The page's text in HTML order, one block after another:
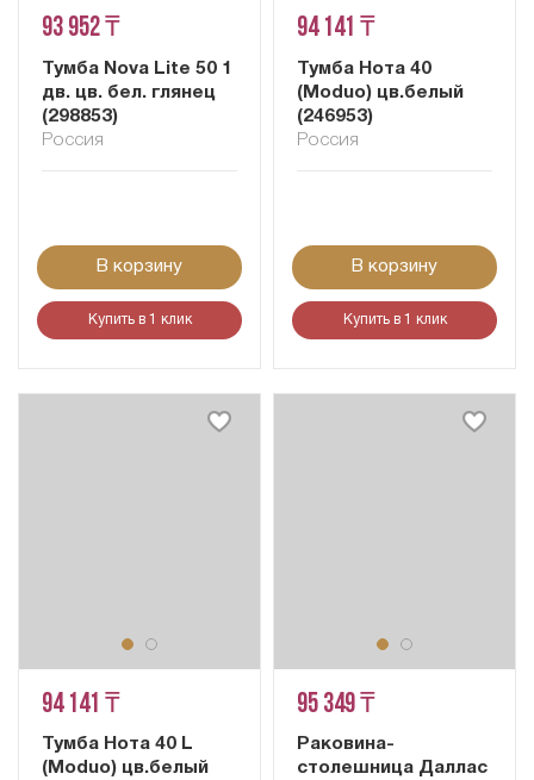
93 952 ₸
Тумба Nova Lite 50 1
дв. цв. бел. глянец
(298853)
Россия
В корзину
Купить в 1 клик
94 141 ₸
Тумба Нота 40
(Moduо) цв.белый
(246953)
Россия
В корзину
Купить в 1 клик
94 141 ₸
Тумба Нота 40 L
(Moduo) цв.белый
95 349 ₸
Раковина-
столешница Даллас